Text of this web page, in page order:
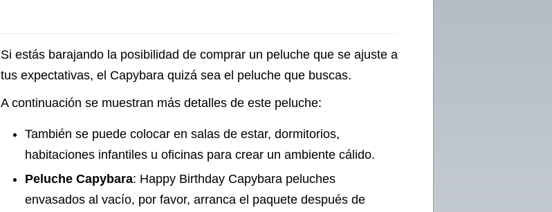
Si estás barajando la posibilidad de comprar un peluche que se ajuste a
tus expectativas, el Capybara quizá sea el peluche que buscas.
A continuación se muestran más detalles de este peluche:
También se puede colocar en salas de estar, dormitorios,
habitaciones infantiles u oficinas para crear un ambiente cálido.
Peluche Capybara: Happy Birthday Capybara peluches
envasados al vacío, por favor, arranca el paquete después de